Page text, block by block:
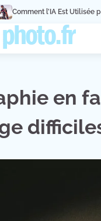
les Performances
en